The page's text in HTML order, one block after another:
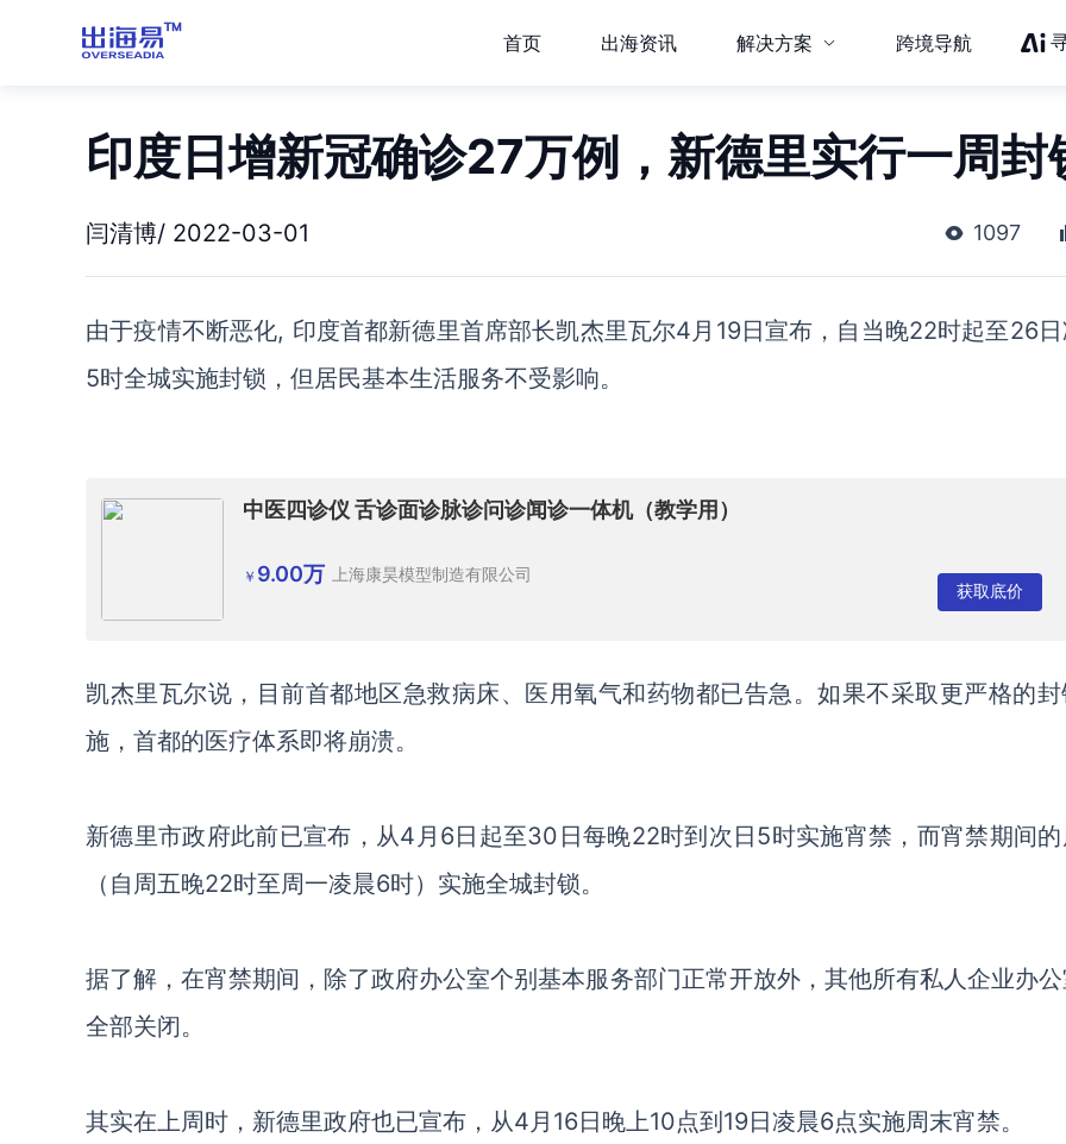
首页 出海资讯 解决方案 跨境导航
印度日增新冠确诊27万例，新德里实行一周封
闫清博/ 2022-03-01 1097
由于疫情不断恶化, 印度首都新德里首席部长凯杰里瓦尔4月 19日宣布，自当晚22时起至26日
5时全城实施封锁，但居民基本生活服务不受影响。
中医四诊仪 舌诊面诊脉诊问诊闻诊一体机（教学用）
￥ 9.00万
上海康昊模型制造有限公司
获取底价
凯杰里瓦尔说，目前首都地区急救病床、医用氧气和药物都已告急。如果不采取更严格的
施，首都的医疗体系即将崩溃。
新德里市政府此前已宣布，从4月6日起至30日每晚22时到次日5时实施宵禁，而宵禁期间的
（自周五晚22时至周一凌晨6时）实施全城封锁。
据了解，在宵禁期间，除了政府办公室个别基本服务部门正常开放外，其他所有私人企业办
全部关闭。
其实在上周时，新德里政府也已宣布，从4月16日晚上10点到19日凌晨6点实施周末宵禁。